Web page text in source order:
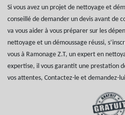
Si vous avez un projet de nettoyage et
conseillé de demander un devis avant de
va vous aider à vous préparer sur les
nettoyage et un démoussage réussi,
vous à Ramonage Z.T, un expert en
expertise, il vous garantit une prestation
vos attentes, Contactez-le et demandez-